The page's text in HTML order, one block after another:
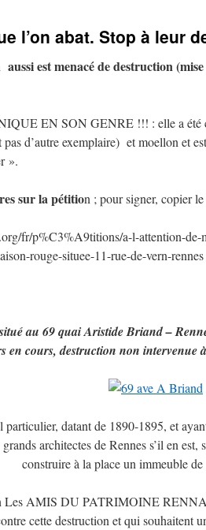
l’on abat. Stop à leur
est menacé de destruction
EN SON GENRE !!! : elle a été
d’autre exemplaire) et moellon et
».
sur la pétition ; pour signer, copier
fr/p%C3%A9titions/a-l-attention-de-
rouge-situee-11-rue-de-vern-rennes
au 69 quai Aristide Briand –
en cours, destruction non intervenue
particulier, datant de 1890-1895, et
architectes de Rennes s’il en
construire à la place un immeuble de
Les AMIS DU PATRIMOINE
cette destruction et qui souhaitent